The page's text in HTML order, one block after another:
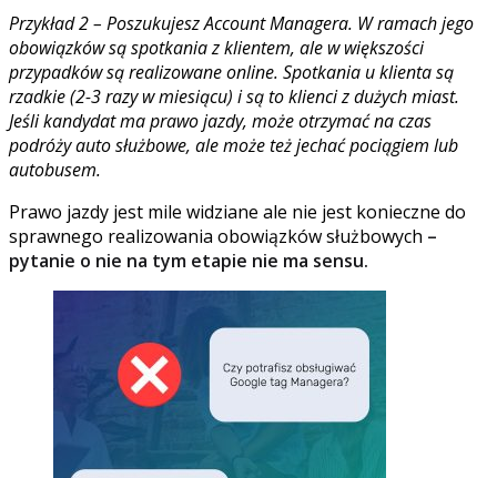
Przykład 2 – Poszukujesz Account Managera. W ramach jego
obowiązków są spotkania z klientem, ale w większości
przypadków są realizowane online. Spotkania u klienta są
rzadkie (2-3 razy w miesiącu) i są to klienci z dużych miast.
Jeśli kandydat ma prawo jazdy, może otrzymać na czas
podróży auto służbowe, ale może też jechać pociągiem lub
autobusem.
Prawo jazdy jest mile widziane ale nie jest konieczne do
sprawnego realizowania obowiązków służbowych –
pytanie o nie na tym etapie nie ma sensu.